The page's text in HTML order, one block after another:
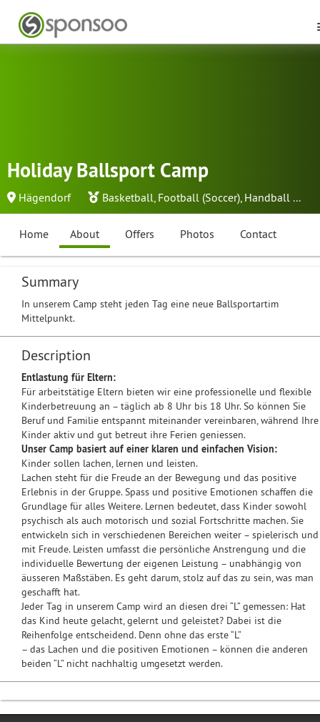
Holiday Ballsport Camp
Hägendorf Basketball, Football (Soccer), Handball ...
Home About Offers Photos Contact
Summary
In unserem Camp steht jeden Tag eine neue Ballsportartim
Mittelpunkt.
Description
Entlastung für Eltern:
Für arbeitstätige Eltern bieten wir eine professionelle und flexible
Kinderbetreuung an – täglich ab 8 Uhr bis 18 Uhr. So können Sie
Beruf und Familie entspannt miteinander vereinbaren, während Ihre
Kinder aktiv und gut betreut ihre Ferien geniessen.
Unser Camp basiert auf einer klaren und einfachen Vision:
Kinder sollen lachen, lernen und leisten.
Lachen steht für die Freude an der Bewegung und das positive
Erlebnis in der Gruppe. Spass und positive Emotionen schaffen die
Grundlage für alles Weitere. Lernen bedeutet, dass Kinder sowohl
psychisch als auch motorisch und sozial Fortschritte machen. Sie
entwickeln sich in verschiedenen Bereichen weiter – spielerisch und
mit Freude. Leisten umfasst die persönliche Anstrengung und die
individuelle Bewertung der eigenen Leistung – unabhängig von
äusseren Maßstäben. Es geht darum, stolz auf das zu sein, was man
geschafft hat.
Jeder Tag in unserem Camp wird an diesen drei “L” gemessen: Hat
das Kind heute gelacht, gelernt und geleistet? Dabei ist die
Reihenfolge entscheidend. Denn ohne das erste “L”
– das Lachen und die positiven Emotionen – können die anderen
beiden “L” nicht nachhaltig umgesetzt werden.